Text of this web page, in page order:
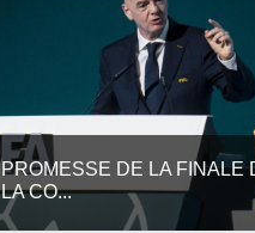
PROMESSE DE LA FINALE
LA CO...